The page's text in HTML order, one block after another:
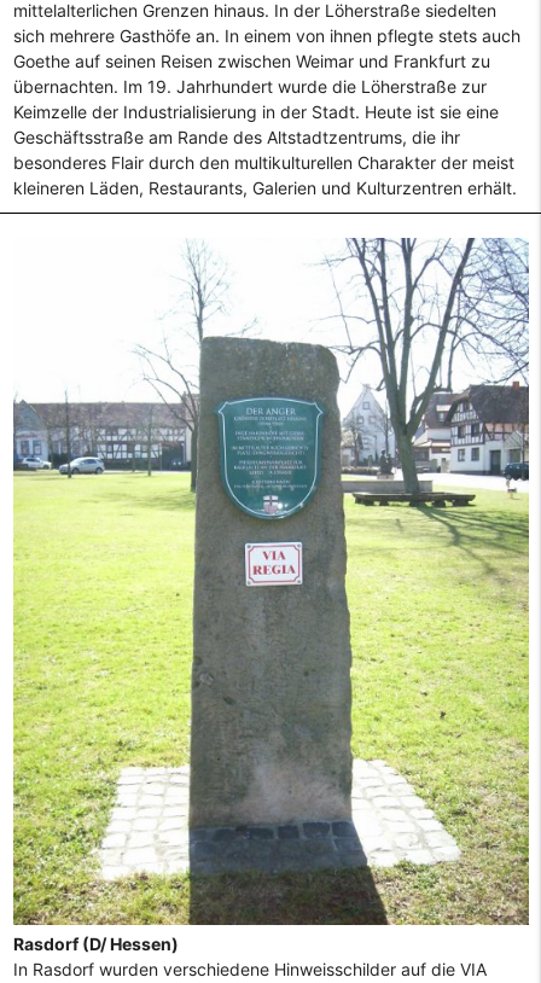
mittelalterlichen Grenzen hinaus. In der Löherstraße siedelten
sich mehrere Gasthöfe an. In einem von ihnen pflegte stets auch
Goethe auf seinen Reisen zwischen Weimar und Frankfurt zu
übernachten. Im 19. Jahrhundert wurde die Löherstraße zur
Keimzelle der Industrialisierung in der Stadt. Heute ist sie eine
Geschäftsstraße am Rande des Altstadtzentrums, die ihr
besonderes Flair durch den multikulturellen Charakter der meist
kleineren Läden, Restaurants, Galerien und Kulturzentren erhält.
Rasdorf (D/ Hessen)
In Rasdorf wurden verschiedene Hinweisschilder auf die VIA